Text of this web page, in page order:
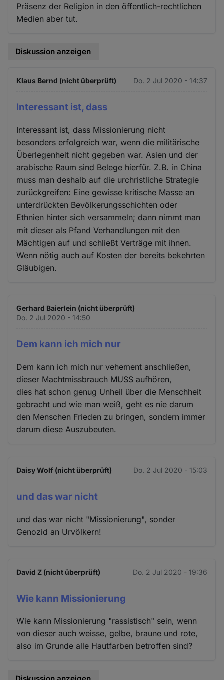
Präsenz der Religion in den öffentlich-rechtlichen
Medien aber tut.
Diskussion anzeigen
Klaus Bernd (nicht überprüft) Do. 2 Jul 2020 - 14:37
Interessant ist, dass
Interessant ist, dass Missionierung nicht
besonders erfolgreich war, wenn die militärische
Überlegenheit nicht gegeben war. Asien und der
arabische Raum sind Belege hierfür. Z.B. in China
muss man deshalb auf die urchristliche Strategie
zurückgreifen: Eine gewisse kritische Masse an
unterdrückten Bevölkerungsschichten oder
Ethnien hinter sich versammeln; dann nimmt man
mit dieser als Pfand Verhandlungen mit den
Mächtigen auf und schließt Verträge mit ihnen.
Wenn nötig auch auf Kosten der bereits bekehrten
Gläubigen.
Gerhard Baierlein (nicht überprüft)
Do. 2 Jul 2020 - 14:50
Dem kann ich mich nur
Dem kann ich mich nur vehement anschließen,
dieser Machtmissbrauch MUSS aufhören,
dies hat schon genug Unheil über die Menschheit
gebracht und wie man weiß, geht es nie darum
den Menschen Frieden zu bringen, sondern immer
darum diese Auszubeuten.
Daisy Wolf (nicht überprüft) Do. 2 Jul 2020 - 15:03
und das war nicht
und das war nicht "Missionierung", sonder
Genozid an Urvölkern!
David Z (nicht überprüft) Do. 2 Jul 2020 - 19:36
Wie kann Missionierung
Wie kann Missionierung "rassistisch" sein, wenn
von dieser auch weisse, gelbe, braune und rote,
also im Grunde alle Hautfarben betroffen sind?